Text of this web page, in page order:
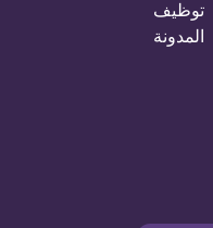
توظيف
المدونة